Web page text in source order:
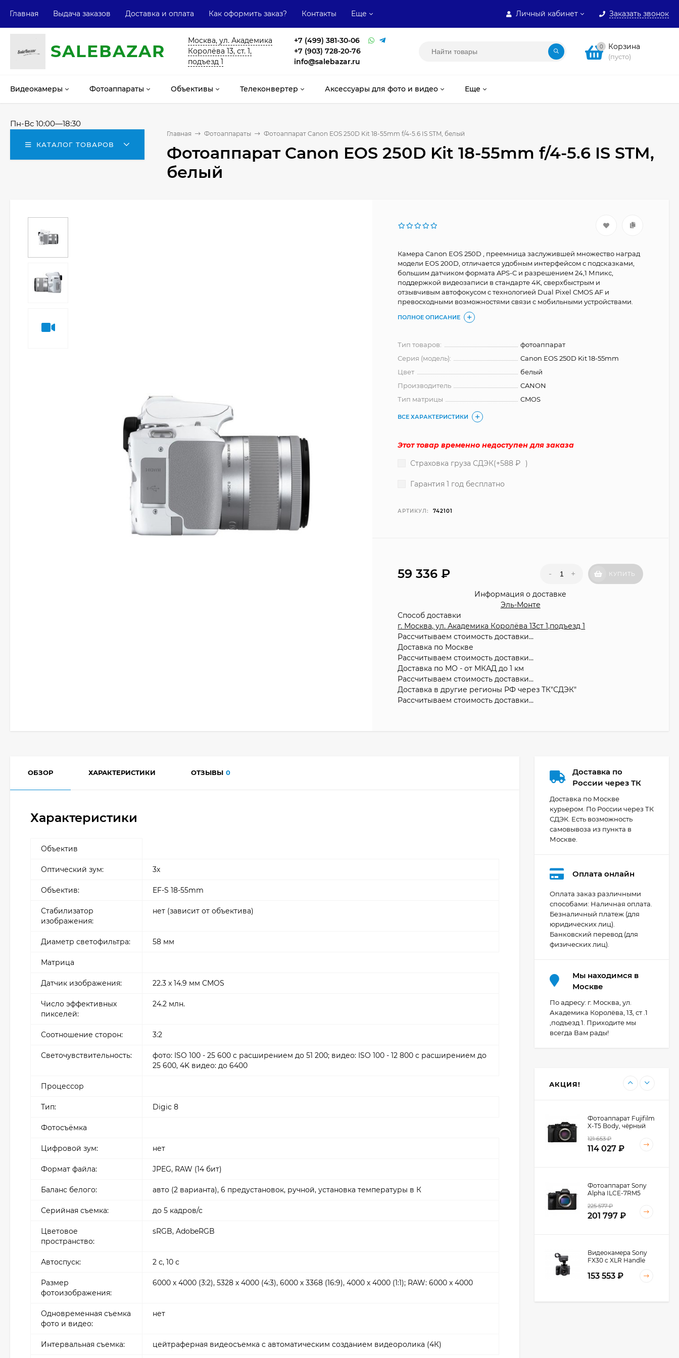
Личный кабинет Заказать звонок
Главная Выдача заказов Доставка и оплата Как оформить заказ? Контакты Еще
SALEВAZAR
Москва, ул. Академика
Королёва 13, ст. 1,
подъезд 1
+7 (499) 381-30-06
+7 (903) 728-20-76
info@salebazar.ru
0 Корзина
(пусто)
Видеокамеры Фотоаппараты Объективы Телеконвертер Аксессуары для фото и видео Еще
Пн-Вс 10:00—18:30
КАТАЛОГ ТОВАРОВ
Главная Фотоаппараты Фотоаппарат Canon EOS 250D Kit 18-55mm f/4-5.6 IS STM, белый
Фотоаппарат Canon EOS 250D Kit 18-55mm f/4-5.6 IS STM,
белый
Камера Canon EOS 250D , преемница заслужившей множество наград
модели EOS 200D, отличается удобным интерфейсом с подсказками,
большим датчиком формата APS-C и разрешением 24,1 Мпикс,
поддержкой видеозаписи в стандарте 4K, сверхбыстрым и
отзывчивым автофокусом с технологией Dual Pixel CMOS AF и
превосходными возможностями связи с мобильными устройствами.
ПОЛНОЕ ОПИСАНИЕ
Тип товаров:
фотоаппарат
Серия (модель):
Canon EOS 250D Kit 18-55mm
Цвет
белый
Производитель
CANON
Тип матрицы
CMOS
ВСЕ ХАРАКТЕРИСТИКИ
Этот товар временно недоступен для заказа
Страховка груза СДЭК(+588 ₽)
Гарантия 1 год бесплатно
АРТИКУЛ: 742101
59 336 - + КУПИТЬ
Информация о доставке
Эль-Монте
Способ доставки
г. Москва, ул. Академика Королёва 13ст 1,подъезд 1
Рассчитываем стоимость доставки...
Доставка по Москве
Рассчитываем стоимость доставки...
Доставка по МО - от МКАД до 1 км
Рассчитываем стоимость доставки...
Доставка в другие регионы РФ через ТК"СДЭК"
Рассчитываем стоимость доставки...
ОБЗОР ХАРАКТЕРИСТИКИ ОТЗЫВЫ 0
Характеристики
Объектив
Оптический зум: 3х
Объектив: EF-S 18-55mm
Стабилизатор
изображения:
нет (зависит от объектива)
Диаметр светофильтра: 58 мм
Матрица
Датчик изображения: 22.3 x 14.9 мм CMOS
Число эффективных
пикселей:
24.2 млн.
Соотношение сторон: 3:2
Светочувствительность:
фото: ISO 100 - 25 600 c расширением до 51 200; видео: ISO 100 - 12 800 с расширением до
25 600, 4K видео: до 6400
Процессор
Тип: Digic 8
Фотосъёмка
Цифровой зум: нет
Формат файла: JPEG, RAW (14 бит)
Баланс белого: авто (2 варианта), 6 предустановок, ручной, установка температуры в К
Серийная съемка: до 5 кадров/с
Цветовое
пространство:
sRGB, AdobeRGB
Автоспуск: 2 с, 10 с
Размер
фотоизображения:
6000 x 4000 (3:2), 5328 х 4000 (4:3), 6000 х 3368 (16:9), 4000 х 4000 (1:1); RAW: 6000 x 4000
Одновременная съемка
фото и видео:
нет
Интервальная съемка: цейтраферная видеосъемка с автоматическим созданием видеоролика (4К)
Доставка по
России через ТК
Доставка по Москве
курьером. По России через ТК
СДЭК. Есть возможность
самовывоза из пункта в
Москве.
Оплата онлайн
Оплата заказ различными
способами: Наличная оплата.
Безналичный платеж (для
юридических лиц).
Банковский перевод (для
физических лиц).
Мы находимся в
Москве
По адресу: г. Москва, ул.
Академика Королёва, 13, ст .1
,подъезд 1. Приходите мы
всегда Вам рады!
АКЦИЯ!
Видеокамера Canon
XA70, чёрный
200 392 ₽
Фотоаппарат Canon
PowerShot G7X Mark
III, серебристый
107 607 ₽
Фотоаппарат Fujifilm
X-T5 Body, чёрный
121 653
114 027
Фотоаппарат Sony
Alpha ILCE-7RM5
225 577
201 797
Видеокамера Sony
FX30 c XLR Handle
153 553